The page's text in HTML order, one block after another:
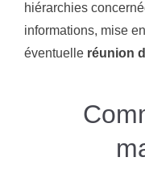
hiérarchies
informations, mise
éventuelle réunion